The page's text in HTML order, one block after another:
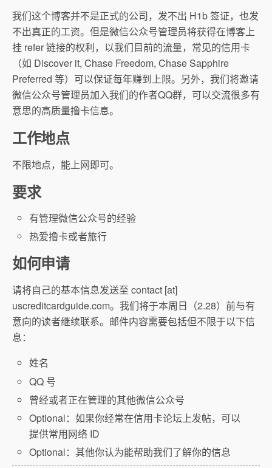
我们这个博客并不是正式的公司，发不出 H1b 签证，也发
不出真正的工资。但是微信公众号管理员将获得在博客上
挂 refer 链接的权利，以我们目前的流量，常见的信用卡
（如 Discover it, Chase Freedom, Chase Sapphire
Preferred 等）可以保证每年赚到上限。另外，我们将邀请
微信公众号管理员加入我们的作者QQ群，可以交流很多有
意思的高质量撸卡信息。
工作地点
不限地点，能上网即可。
要求
有管理微信公众号的经验
热爱撸卡或者旅行
如何申请
请将自己的基本信息发送至 contact [at]
uscreditcardguide.com。我们将于本周日（2.28）前与有
意向的读者继续联系。邮件内容需要包括但不限于以下信
息：
姓名
QQ 号
曾经或者正在管理的其他微信公众号
Optional：如果你经常在信用卡论坛上发帖，可以
提供常用网络 ID
Optional：其他你认为能帮助我们了解你的信息